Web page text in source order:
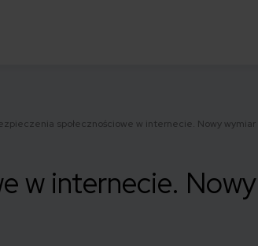
społecznościowe w internecie. Nowy
w internecie.